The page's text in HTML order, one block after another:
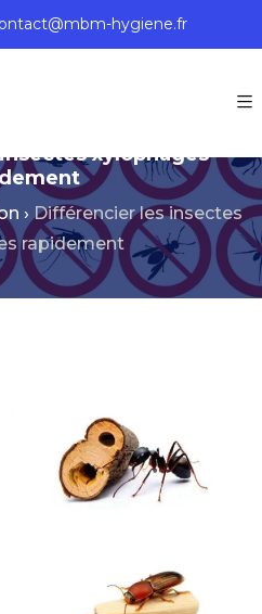
hygiene.fr
xylophages
› Différencier les insectes
rapidement